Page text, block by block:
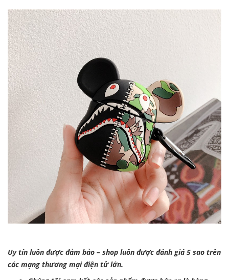
Uy tín luôn được đảm bảo – shop luôn được đánh giá 5 sao trên
các mạng thương mại điện tử lớn.